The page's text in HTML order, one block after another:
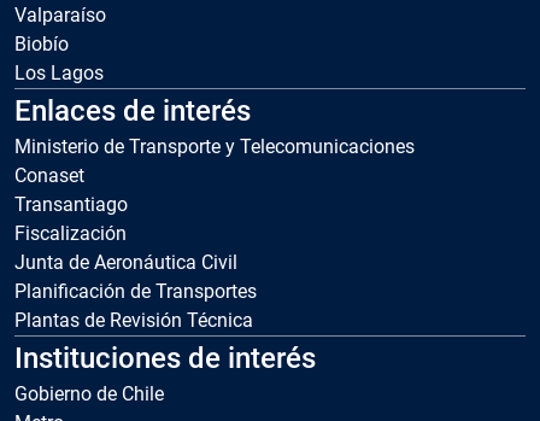
Valparaíso
Biobío
Los Lagos
Enlaces de interés
Ministerio de Transporte y Telecomunicaciones
Conaset
Transantiago
Fiscalización
Junta de Aeronáutica Civil
Planificación de Transportes
Plantas de Revisión Técnica
Instituciones de interés
Gobierno de Chile